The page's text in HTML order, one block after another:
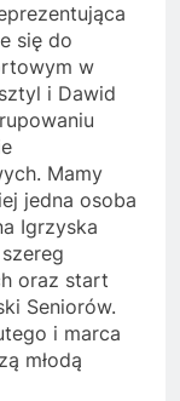
się do
w
i Dawid
Mamy
jedna osoba
Igrzyska
oraz start
Seniorów.
i marca
młodą